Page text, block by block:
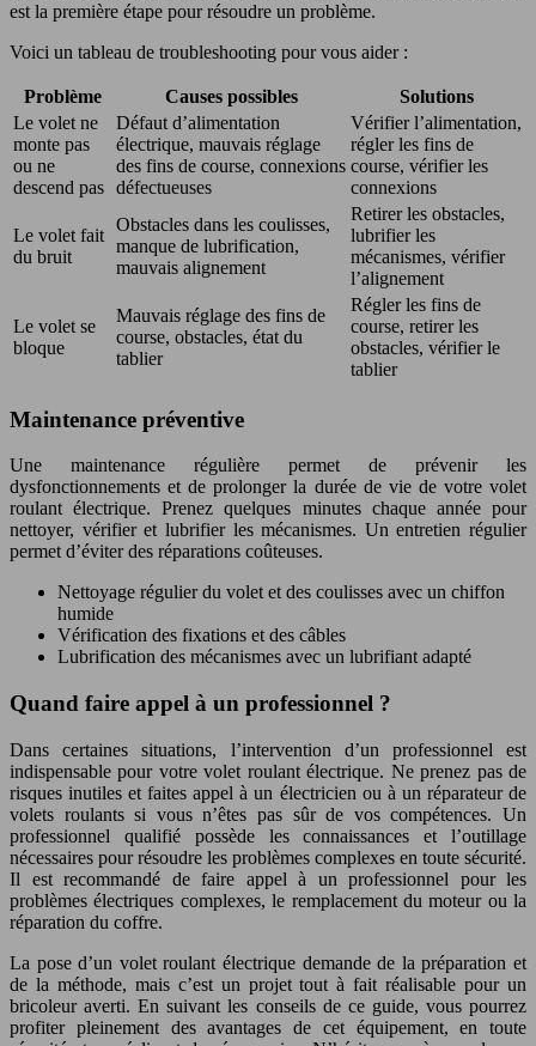
est la première étape pour résoudre un problème.
Voici un tableau de troubleshooting pour vous aider :
Problème Causes possibles
Solutions
Le volet ne
monte pas
ou ne
descend pas
Défaut d’alimentation
électrique, mauvais réglage
des fins de course, connexions
défectueuses
Vérifier l’alimentation,
régler les fins de
course, vérifier les
connexions
Le volet fait
du bruit
Obstacles dans les coulisses,
manque de lubrification,
mauvais alignement
Retirer les obstacles,
lubrifier les
mécanismes, vérifier
l’alignement
Le volet se
bloque
Mauvais réglage des fins de
course, obstacles, état du
tablier
Régler les fins de
course, retirer les
obstacles, vérifier le
tablier
Maintenance préventive
Une maintenance régulière permet de prévenir les
dysfonctionnements et de prolonger la durée de vie de votre volet
roulant électrique. Prenez quelques minutes chaque année pour
nettoyer, vérifier et lubrifier les mécanismes. Un entretien régulier
permet d’éviter des réparations coûteuses.
Nettoyage régulier du volet et des coulisses avec un chiffon
humide
Vérification des fixations et des câbles
Lubrification des mécanismes avec un lubrifiant adapté
Quand faire appel à un professionnel ?
Dans certaines situations, l’intervention d’un professionnel est
indispensable pour votre volet roulant électrique. Ne prenez pas de
risques inutiles et faites appel à un électricien ou à un réparateur de
volets roulants si vous n’êtes pas sûr de vos compétences. Un
professionnel qualifié possède les connaissances et l’outillage
nécessaires pour résoudre les problèmes complexes en toute sécurité.
Il est recommandé de faire appel à un professionnel pour les
problèmes électriques complexes, le remplacement du moteur ou la
réparation du coffre.
La pose d’un volet roulant électrique demande de la préparation et
de la méthode, mais c’est un projet tout à fait réalisable pour un
bricoleur averti. En suivant les conseils de ce guide, vous pourrez
profiter pleinement des avantages de cet équipement, en toute